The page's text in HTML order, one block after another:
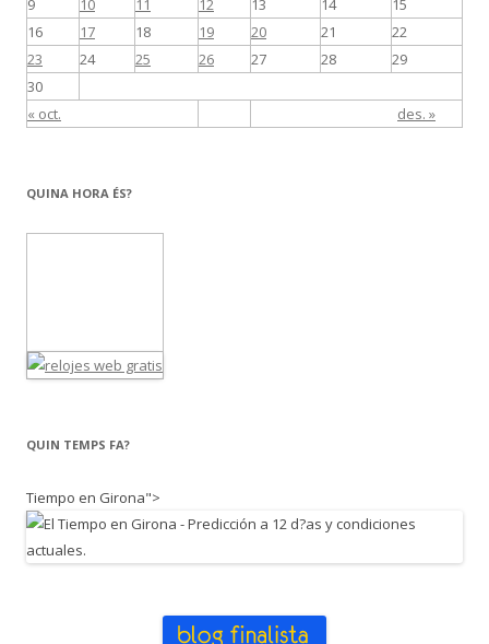
« oct. des. »
9
10 11 12 13 14
15
16
17 18 19 20 21
22
23
24 25 26 27 28
29
30
QUINA HORA ÉS?
QUIN TEMPS FA?
Tiempo en Girona">